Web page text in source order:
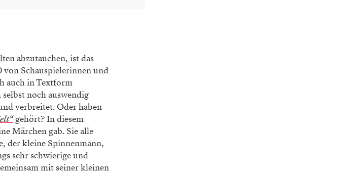
abzutauchen, ist das
Schauspielerinnen und
auch in Textform
noch auswendig
verbreitet. Oder haben
gehört? In diesem
Märchen gab. Sie alle
der kleine Spinnenmann,
sehr schwierige und
mit seiner kleinen